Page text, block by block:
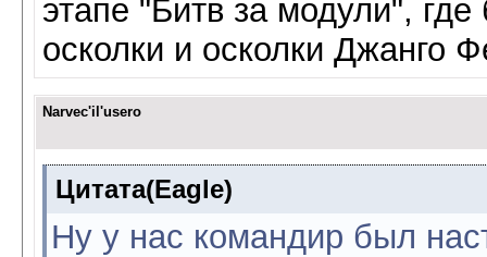
этапе "Битв за модули",
осколки и осколки Джанго
Narvec'il'usero
Цитата(Eagle)
Ну у нас командир был